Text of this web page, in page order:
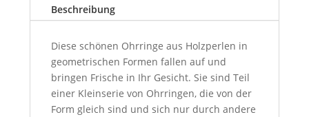
Beschreibung
Diese schönen Ohrringe aus Holzperlen in
geometrischen Formen fallen auf und
bringen Frische in Ihr Gesicht. Sie sind Teil
einer Kleinserie von Ohrringen, die von der
Form gleich sind und sich nur durch andere